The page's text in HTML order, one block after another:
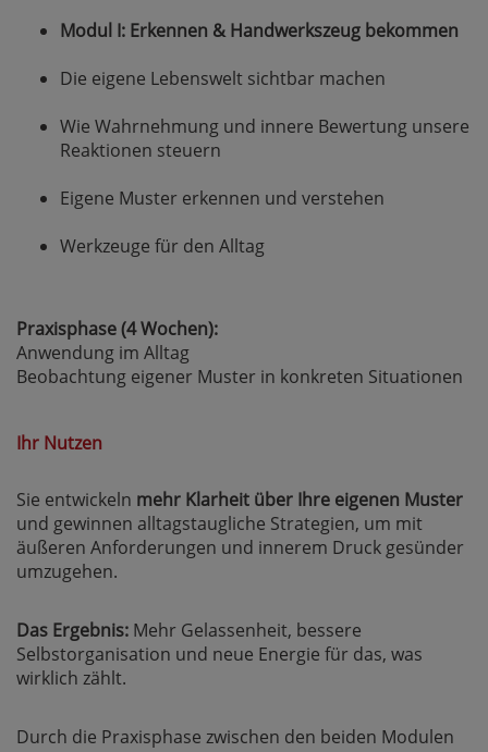
Modul I: Erkennen & Handwerkszeug bekommen
Die eigene Lebenswelt sichtbar machen
Wie Wahrnehmung und innere Bewertung unsere
Reaktionen steuern
Eigene Muster erkennen und verstehen
Werkzeuge für den Alltag
Praxisphase (4 Wochen):
Anwendung im Alltag
Beobachtung eigener Muster in konkreten Situationen
Ihr Nutzen
Sie entwickeln mehr Klarheit über Ihre eigenen Muster
und gewinnen alltagstaugliche Strategien, um mit
äußeren Anforderungen und innerem Druck gesünder
umzugehen.
Das Ergebnis: Mehr Gelassenheit, bessere
Selbstorganisation und neue Energie für das, was
wirklich zählt.
Durch die Praxisphase zwischen den beiden Modulen